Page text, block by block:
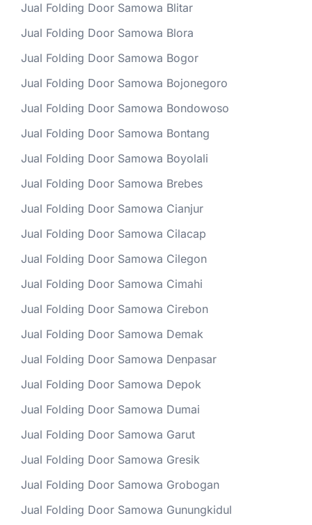
Jual Folding Door Samowa Blitar
Jual Folding Door Samowa Blora
Jual Folding Door Samowa Bogor
Jual Folding Door Samowa Bojonegoro
Jual Folding Door Samowa Bondowoso
Jual Folding Door Samowa Bontang
Jual Folding Door Samowa Boyolali
Jual Folding Door Samowa Brebes
Jual Folding Door Samowa Cianjur
Jual Folding Door Samowa Cilacap
Jual Folding Door Samowa Cilegon
Jual Folding Door Samowa Cimahi
Jual Folding Door Samowa Cirebon
Jual Folding Door Samowa Demak
Jual Folding Door Samowa Denpasar
Jual Folding Door Samowa Depok
Jual Folding Door Samowa Dumai
Jual Folding Door Samowa Garut
Jual Folding Door Samowa Gresik
Jual Folding Door Samowa Grobogan
Jual Folding Door Samowa Gunungkidul